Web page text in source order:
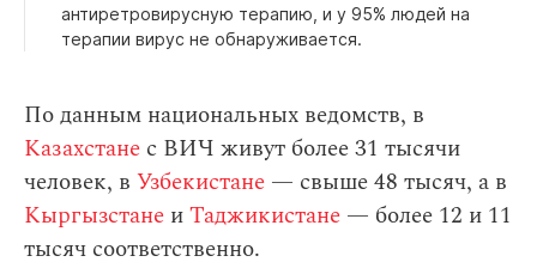
антиретровирусную терапию, и у 95% людей на
терапии вирус не обнаруживается.
По данным национальных ведомств, в
Казахстане с ВИЧ живут более 31 тысячи
человек, в Узбекистане — свыше 48 тысяч, а в
Кыргызстане иТаджикистане — более 12 и 11
тысяч соответственно.